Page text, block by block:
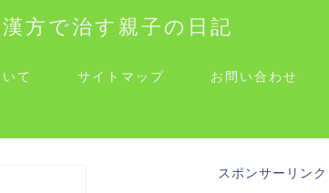
方で治す親子の日記
て サイトマップ お問い合わせ
スポンサーリンク